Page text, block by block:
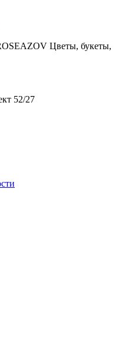
Цветы, букеты,
52/27